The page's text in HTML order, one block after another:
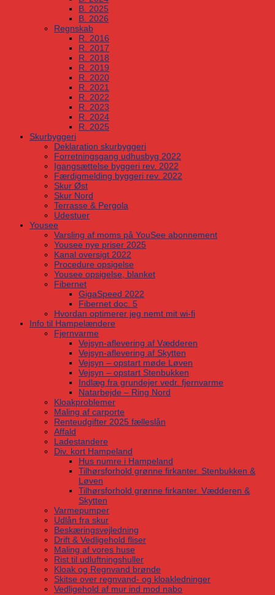
B. 2025
B. 2026
Regnskab
R. 2016
R. 2017
R. 2018
R. 2019
R. 2020
R. 2021
R. 2022
R. 2023
R. 2024
R. 2025
Skurbyggeri
Deklaration skurbyggeri
Forretningsgang udhusbyg 2022
Igangsættelse byggeri rev. 2022
Færdigmelding byggeri rev. 2022
Skur Øst
Skur Nord
Terrasse & Pergola
Udestuer
Yousee
Varsling af moms på YouSee abonnement
Yousee nye priser 2025
Kanal oversigt 2022
Procedure opsigelse
Yousee opsigelse, blanket
Fibernet
GigaSpeed 2022
Fibernet doc. 5
Hvordan optimerer jeg nemt mit wi-fi
Info til Hampelændere
Fjernvarme
Vejsyn-aflevering af Vædderen
Vejsyn-aflevering af Skytten
Vejsyn – opstart møde Løven
Vejsyn – opstart Stenbukken
Indlæg fra grundejer vedr. fjernvarme
Natarbejde – Ring Nord
Kloakproblemer
Maling af carporte
Renteudgifter 2025 fælleslån
Affald
Ladestandere
Div. kort Hampeland
Hus numre i Hampeland
Tilhørsforhold grønne firkanter. Stenbukken &
Løven
Tilhørsforhold grønne firkanter. Vædderen &
Skytten
Varmepumper
Udlån fra skur
Beskæringsvejledning
Drift & Vedligehold fliser
Maling af vores huse
Rist til udluftningshuller
Kloak og Regnvand brønde
Skitse over regnvand- og kloakledninger
Vedligehold af mur ind mod nabo